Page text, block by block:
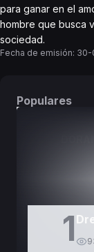
para ganar en el
hombre que busca
sociedad.
Fecha de emisión: 30-
Populares
1